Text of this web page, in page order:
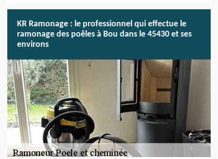
KR Ramonage : le professionnel qui effectue le
ramonage des poêles à Bou dans le 45430 et ses
environs